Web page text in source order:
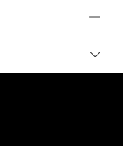
Canon Logo, back to